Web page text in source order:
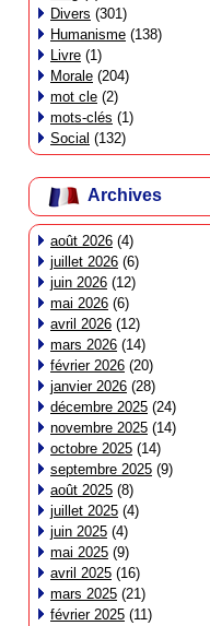
Divers (301)
Humanisme (138)
Livre (1)
Morale (204)
mot cle (2)
mots-clés (1)
Social (132)
Archives
août 2026 (4)
juillet 2026 (6)
juin 2026 (12)
mai 2026 (6)
avril 2026 (12)
mars 2026 (14)
février 2026 (20)
janvier 2026 (28)
décembre 2025 (24)
novembre 2025 (14)
octobre 2025 (14)
septembre 2025 (9)
août 2025 (8)
juillet 2025 (4)
juin 2025 (4)
mai 2025 (9)
avril 2025 (16)
mars 2025 (21)
février 2025 (11)